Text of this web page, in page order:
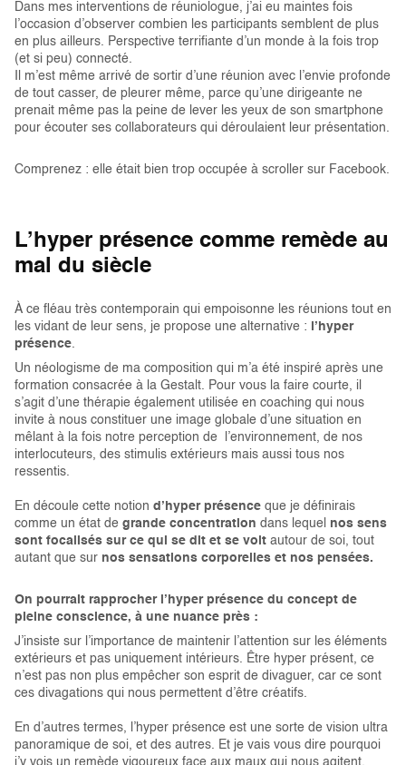
Dans mes interventions de réuniologue, j’ai eu maintes fois
l’occasion d’observer combien les participants semblent de plus
en plus ailleurs. Perspective terrifiante d’un monde à la fois trop
(et si peu) connecté.
Il m’est même arrivé de sortir d’une réunion avec l’envie profonde
de tout casser, de pleurer même, parce qu’une dirigeante ne
prenait même pas la peine de lever les yeux de son smartphone
pour écouter ses collaborateurs qui déroulaient leur présentation.
Comprenez : elle était bien trop occupée à scroller sur Facebook.
L’hyper présence comme remède au
mal du siècle
À ce fléau très contemporain qui empoisonne les réunions tout en
les vidant de leur sens, je propose une alternative : l’hyper
présence.
Un néologisme de ma composition qui m’a été inspiré après une
formation consacrée à la Gestalt. Pour vous la faire courte, il
s’agit d’une thérapie également utilisée en coaching qui nous
invite à nous constituer une image globale d’une situation en
mêlant à la fois notre perception de l’environnement, de nos
interlocuteurs, des stimulis extérieurs mais aussi tous nos
ressentis.
En découle cette notion d’hyper présence que je définirais
comme un état de grande concentration dans lequel nos sens
sont focalisés sur ce qui se dit et se voit autour de soi, tout
autant que sur nos sensations corporelles et nos pensées.
On pourrait rapprocher l’hyper présence du concept de
pleine conscience, à une nuance près :
J’insiste sur l’importance de maintenir l’attention sur les éléments
extérieurs et pas uniquement intérieurs. Être hyper présent, ce
n’est pas non plus empêcher son esprit de divaguer, car ce sont
ces divagations qui nous permettent d’être créatifs.
En d’autres termes, l’hyper présence est une sorte de vision ultra
panoramique de soi, et des autres. Et je vais vous dire pourquoi
j’y vois un remède vigoureux face aux maux qui nous agitent.